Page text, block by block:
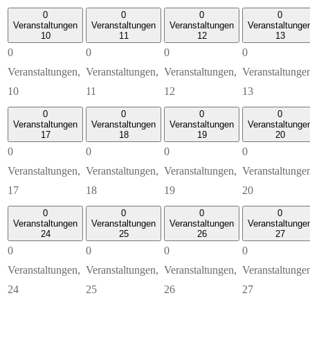
0
Veranstaltungen
10
0
Veranstaltungen,
10
0
Veranstaltungen
11
0
Veranstaltungen,
11
0
Veranstaltungen
12
0
Veranstaltungen,
12
0
13
0
13
0
Veranstaltungen
17
0
Veranstaltungen,
17
0
Veranstaltungen
18
0
Veranstaltungen,
18
0
Veranstaltungen
19
0
Veranstaltungen,
19
0
20
0
20
0
Veranstaltungen
24
0
Veranstaltungen,
24
0
Veranstaltungen
25
0
Veranstaltungen,
25
0
Veranstaltungen
26
0
Veranstaltungen,
26
0
27
0
27